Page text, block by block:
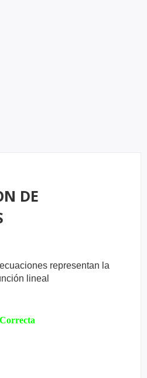
DE
representan la
lineal